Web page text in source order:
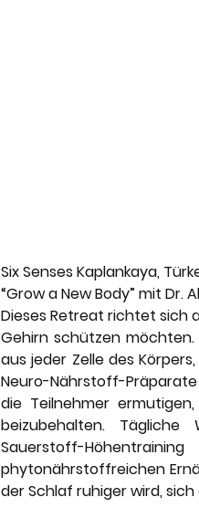
Six Senses Kaplankaya,
“Grow a New Body” mit Dr.
Dieses Retreat richtet sich
Gehirn schützen
aus jeder Zelle des
Neuro-Nährstoff-
die Teilnehmer
beizubehalten.
Sauerstoff-
phytonährstoffreichen
der Schlaf ruhiger wird,